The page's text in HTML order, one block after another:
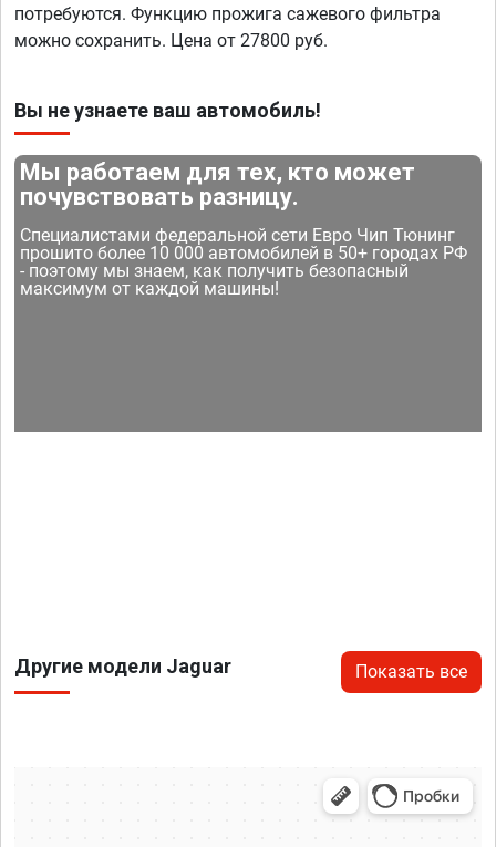
потребуются. Функцию прожига сажевого фильтра
можно сохранить. Цена от 27800 руб.
Вы не узнаете ваш автомобиль!
Мы работаем для тех, кто может
почувствовать разницу.
Специалистами федеральной сети Евро Чип Тюнинг
прошито более 10 000 автомобилей в 50+ городах РФ
- поэтому мы знаем, как получить безопасный
максимум от каждой машины!
Другие модели Jaguar Показать все